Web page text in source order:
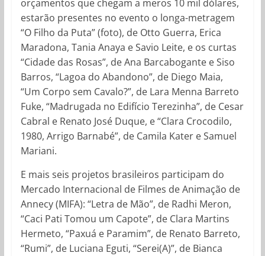
orçamentos que chegam a meros 10 mil dólares,
estarão presentes no evento o longa-metragem
“O Filho da Puta” (foto), de Otto Guerra, Erica
Maradona, Tania Anaya e Savio Leite, e os curtas
“Cidade das Rosas”, de Ana Barcabogante e Siso
Barros, “Lagoa do Abandono”, de Diego Maia,
“Um Corpo sem Cavalo?”, de Lara Menna Barreto
Fuke, “Madrugada no Edifício Terezinha”, de Cesar
Cabral e Renato José Duque, e “Clara Crocodilo,
1980, Arrigo Barnabé”, de Camila Kater e Samuel
Mariani.
E mais seis projetos brasileiros participam do
Mercado Internacional de Filmes de Animação de
Annecy (MIFA): “Letra de Mão”, de Radhi Meron,
“Caci Pati Tomou um Capote”, de Clara Martins
Hermeto, “Paxuá e Paramim”, de Renato Barreto,
“Rumi”, de Luciana Eguti, “Serei(A)”, de Bianca